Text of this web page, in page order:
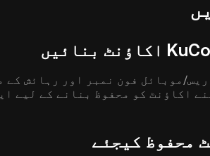
اکاؤنٹ کو محفوظ بنانے کے لیے
محفوظ کیجئے